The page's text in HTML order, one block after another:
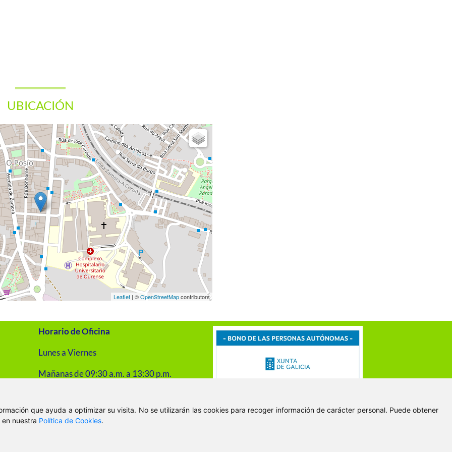
que ayuda a optimizar su visita. No se utilizarán las cookies para recoger información de carácter personal. Puede obtener
nuestra Política de Cookies.
UBICACIÓN
Leaflet| ©OpenStreetMapcontributors
Horario de Oficina
Lunes a Viernes
Mañanas de 09:30 a.m. a 13:30 p.m.